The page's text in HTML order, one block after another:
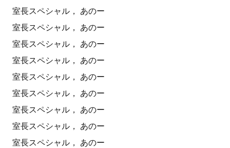
室長スペシャル， あのー
室長スペシャル， あのー
室長スペシャル， あのー
室長スペシャル， あのー
室長スペシャル， あのー
室長スペシャル， あのー
室長スペシャル， あのー
室長スペシャル， あのー
室長スペシャル， あのー